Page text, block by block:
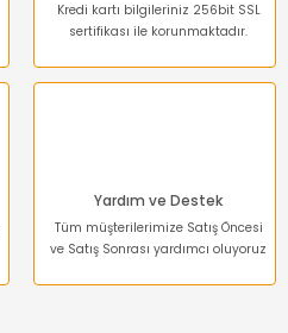
Kredi kartı bilgileriniz 256bit SSL
sertifikası ile korunmaktadır.
Yardım ve Destek
Tüm müşterilerimize Satış Öncesi
ve Satış Sonrası yardımcı oluyoruz